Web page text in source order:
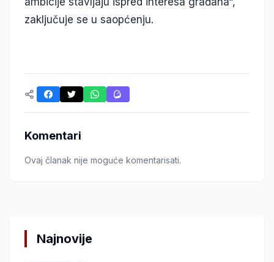
zaključuje se u saopćenju.
Komentari
Ovaj članak nije moguće komentarisati.
Najnovije